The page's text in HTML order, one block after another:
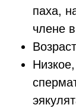
паха,
члене